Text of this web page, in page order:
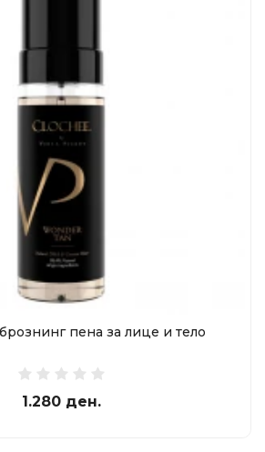
пена за лице и тело
1.280 ден.